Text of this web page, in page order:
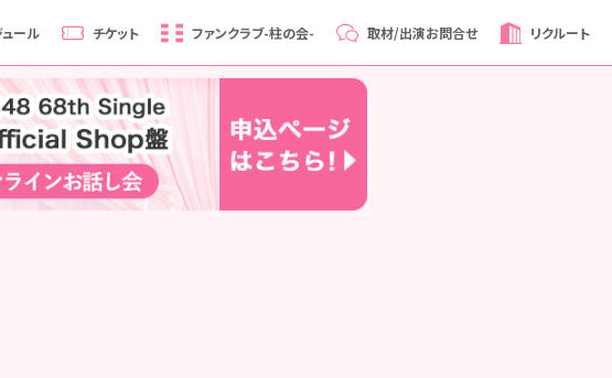
ール チケット ファンクラブ-柱の会- 取材/出演お問合せ リクルート